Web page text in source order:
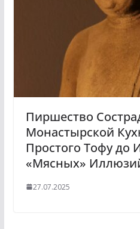
Пиршество
Монастырской
Простого Тофу до
«Мясных»
27.07.2025